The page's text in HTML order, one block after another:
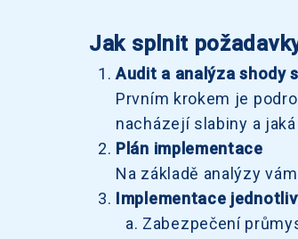
Jak splnit
Audit a analýza shody
Prvním krokem je
nacházejí slabiny a
Plán implementace
Na základě analýzy
Implementace
Zabezpečení